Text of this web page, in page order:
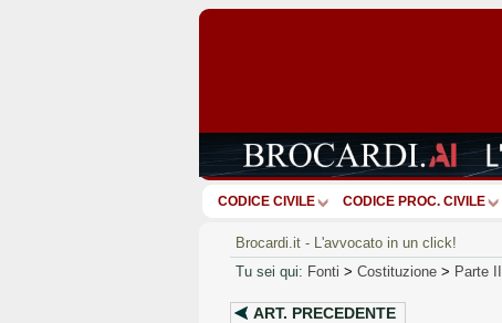
CODICE CIVILE CODICE PROC. CIVILE
Brocardi.it - L'avvocato in un click!
Tu sei qui: Fonti > Costituzione > Parte II
ART. PRECEDENTE